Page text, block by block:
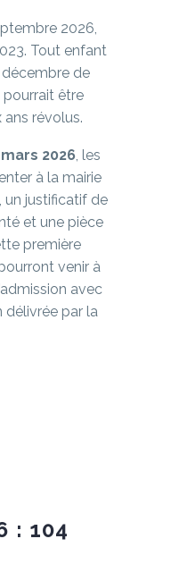
2026,
Tout enfant
décembre de
pourrait être
ans révolus.
2026, les
à la mairie
un justificatif de
et une pièce
première
venir à
avec
délivrée par la
: 104